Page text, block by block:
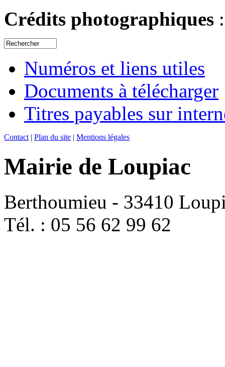
Crédits photographiques
Numéros et liens utiles
Documents à télécharger
Titres payables sur
Contact | Plan du site | Mentions légales
Mairie de Loupiac
Berthoumieu - 33410
Tél. : 05 56 62 99 62